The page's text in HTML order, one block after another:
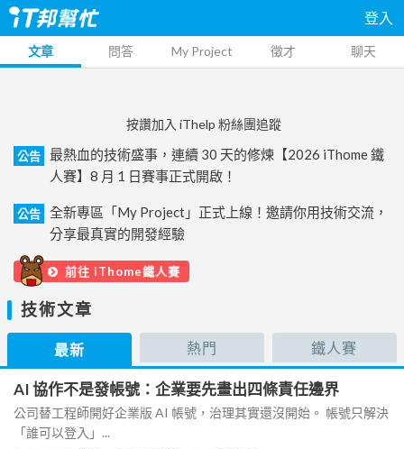
登入
文章 問答 My Project 徵才 聊天
按讚加入 iThelp 粉絲團追蹤
公告
最熱血的技術盛事，連續 30 天的修煉【2026 iThome 鐵
人賽】8 月 1 日賽事正式開啟！
公告
全新專區「My Project」正式上線！邀請你用技術交流，
分享最真實的開發經驗
前往 iThome鐵人賽
技術文章
最新 熱門 鐵人賽
AI 協作不是發帳號：企業要先畫出四條責任邊界
公司替工程師開好企業版 AI 帳號，治理其實還沒開始。 帳號只解決
「誰可以登入」...